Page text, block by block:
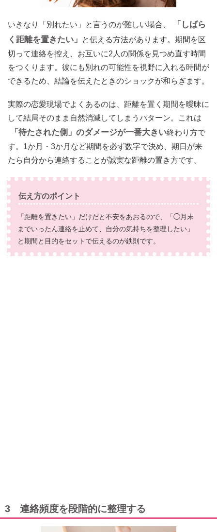
いきなり「別れたい」と言うのが難しい場合、
「しばら
く距離を置きたい」
と伝える方法があります。期間を区
切って連絡を控え、お互いに2人の関係を見つめ直す時間
をつくります。彼にも別れの可能性を視野に入れる時間が
できるため、結論を伝えたときのショックが和らぎます。
実際の恋愛現場でよくあるのは、距離を置く期間を曖昧に
して結局そのまま自然消滅してしまうパターン。これは
「待たされた側」のダメージが一番大きい終わり方で
す。1か月・3か月など期間を必ず数字で決め、期日が来
たら自分から連絡することが誠実な距離の置き方です。
伝え方のポイント
「距離を置きたい」だけだと不安をあおるので、「◯月末
までいったん連絡を止めて、自分の気持ちを整理したい」
と期間と目的をセットで伝えるのが鉄則です。
3 連絡頻度を段階的に整理する